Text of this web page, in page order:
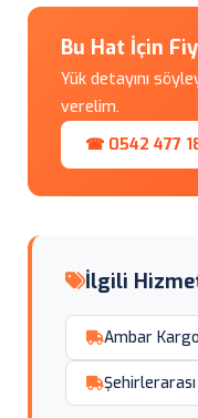
Bu Hat İçin
Yük detayını
verelim.
☎ 0542 477
İlgili
Ambar Kargo
Şehirlerarası